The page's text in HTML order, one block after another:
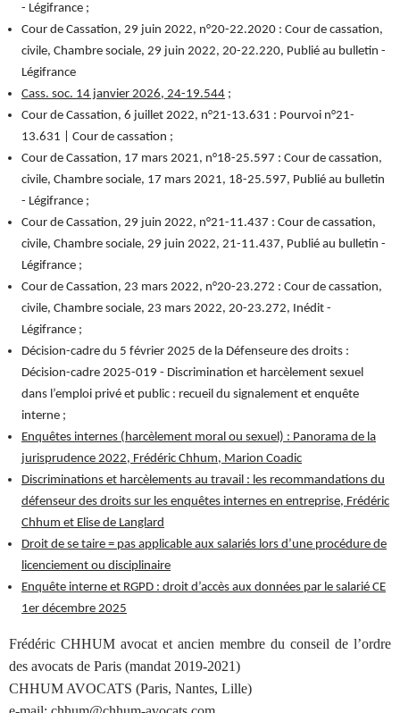
- Légifrance ;
Cour de Cassation, 29 juin 2022, n°20-22.2020 : Cour de cassation,
civile, Chambre sociale, 29 juin 2022, 20-22.220, Publié au bulletin -
Légifrance
Cass. soc. 14 janvier 2026, 24-19.544 ;
Cour de Cassation, 6 juillet 2022, n°21-13.631 : Pourvoi n°21-
13.631 | Cour de cassation ;
Cour de Cassation, 17 mars 2021, n°18-25.597 : Cour de cassation,
civile, Chambre sociale, 17 mars 2021, 18-25.597, Publié au bulletin
- Légifrance ;
Cour de Cassation, 29 juin 2022, n°21-11.437 : Cour de cassation,
civile, Chambre sociale, 29 juin 2022, 21-11.437, Publié au bulletin -
Légifrance ;
Cour de Cassation, 23 mars 2022, n°20-23.272 : Cour de cassation,
civile, Chambre sociale, 23 mars 2022, 20-23.272, Inédit -
Légifrance ;
Décision-cadre du 5 février 2025 de la Défenseure des droits :
Décision-cadre 2025-019 - Discrimination et harcèlement sexuel
dans l’emploi privé et public : recueil du signalement et enquête
interne ;
Enquêtes internes (harcèlement moral ou sexuel) : Panorama de la
jurisprudence 2022, Frédéric Chhum, Marion Coadic
Discriminations et harcèlements au travail : les recommandations du
défenseur des droits sur les enquêtes internes en entreprise, Frédéric
Chhum et Elise de Langlard
Droit de se taire = pas applicable aux salariés lors d’une procédure de
licenciement ou disciplinaire
Enquête interne et RGPD : droit d’accès aux données par le salarié CE
1er décembre 2025
Frédéric CHHUM avocat et ancien membre du conseil de l’ordre
des avocats de Paris (mandat 2019-2021)
CHHUM AVOCATS (Paris, Nantes, Lille)